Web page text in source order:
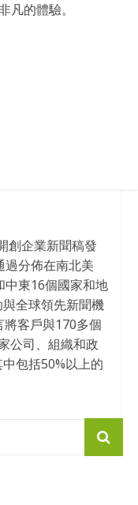
凡的體驗。
創企業新聞稿發
過分佈在南北美
中東16個國家和地
全球領先新聞機
客戶與170多個
公司、組織和政
包括50%以上的